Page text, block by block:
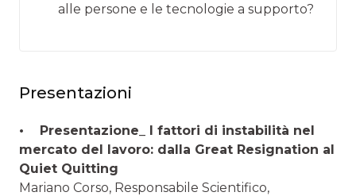
alle persone e le tecnologie a supporto?
Presentazioni
• Presentazione_ I fattori di instabilità nel
mercato del lavoro: dalla Great Resignation al
Quiet Quitting
Mariano Corso, Responsabile Scientifico,